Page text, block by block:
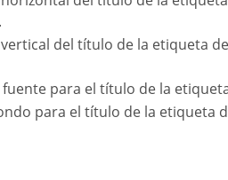
fuente para el título de la
para el título de la etiqueta